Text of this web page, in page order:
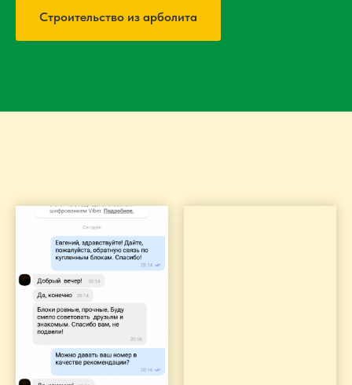
Строительство из арболита